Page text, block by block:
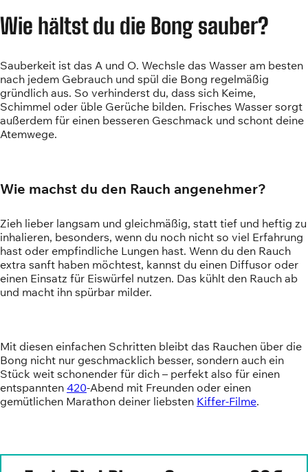
Wie hältst du die Bong sauber?
Sauberkeit ist das A und O. Wechsle das Wasser am besten
nach jedem Gebrauch und spül die Bong regelmäßig
gründlich aus. So verhinderst du, dass sich Keime,
Schimmel oder üble Gerüche bilden. Frisches Wasser sorgt
außerdem für einen besseren Geschmack und schont deine
Atemwege.
Wie machst du den Rauch angenehmer?
Zieh lieber langsam und gleichmäßig, statt tief und heftig zu
inhalieren, besonders, wenn du noch nicht so viel Erfahrung
hast oder empfindliche Lungen hast. Wenn du den Rauch
extra sanft haben möchtest, kannst du einen Diffusor oder
einen Einsatz für Eiswürfel nutzen. Das kühlt den Rauch ab
und macht ihn spürbar milder.
Mit diesen einfachen Schritten bleibt das Rauchen über die
Bong nicht nur geschmacklich besser, sondern auch ein
Stück weit schonender für dich – perfekt also für einen
entspannten 420-Abend mit Freunden oder einen
gemütlichen Marathon deiner liebsten Kiffer-Filme.